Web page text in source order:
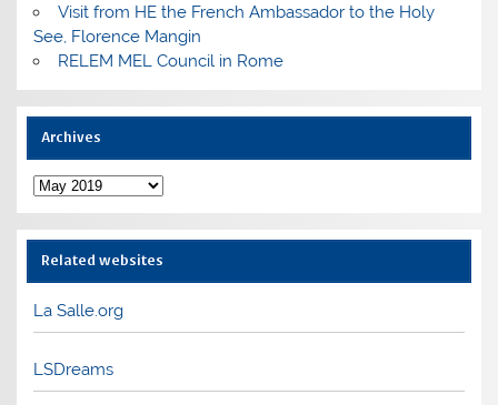
Visit from HE the French Ambassador to the Holy
See, Florence Mangin
RELEM MEL Council in Rome
Archives
Archives
Related websites
La Salle.org
LSDreams